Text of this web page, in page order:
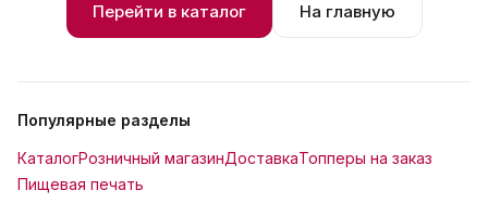
Перейти в каталог На главную
Популярные разделы
КаталогРозничный магазинДоставкаТопперы на заказ
Пищевая печать